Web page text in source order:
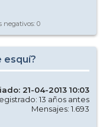
negativos: 0
esquí?
21-04-2013 10:03
13 años antes
Mensajes: 1.693